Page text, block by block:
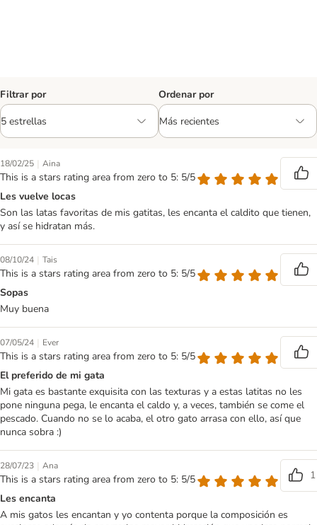
Filtrar por Ordenar por
18/02/25 | Aina
This is a stars rating area from zero to 5: 5/5
Les vuelve locas
Son las latas favoritas de mis gatitas, les encanta el caldito que tienen,
y así se hidratan más.
08/10/24 | Tais
This is a stars rating area from zero to 5: 5/5
Sopas
Muy buena
07/05/24 | Ever
This is a stars rating area from zero to 5: 5/5
El preferido de mi gata
Mi gata es bastante exquisita con las texturas y a estas latitas no les
pone ninguna pega, le encanta el caldo y, a veces, también se come el
pescado. Cuando no se lo acaba, el otro gato arrasa con ello, así que
nunca sobra :)
28/07/23 | Ana
This is a stars rating area from zero to 5: 5/5
1
Les encanta
A mis gatos les encantan y yo contenta porque la composición es